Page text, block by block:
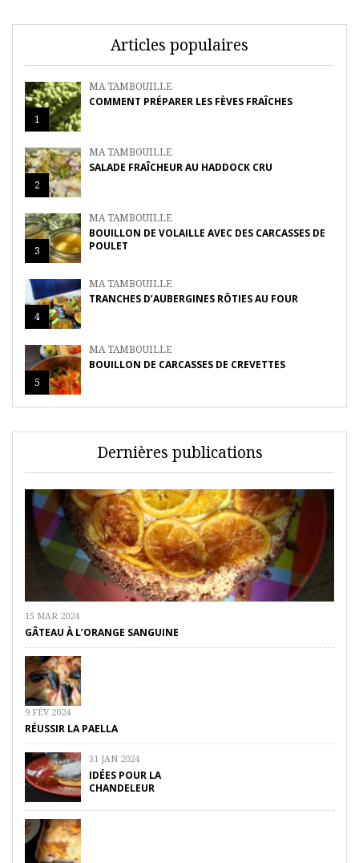
Articles populaires
1
MA TAMBOUILLE
COMMENT PRÉPARER LES FÈVES FRAÎCHES
2
MA TAMBOUILLE
SALADE FRAÎCHEUR AU HADDOCK CRU
3
MA TAMBOUILLE
BOUILLON DE VOLAILLE AVEC DES CARCASSES DE
POULET
4
MA TAMBOUILLE
TRANCHES D’AUBERGINES RÔTIES AU FOUR
5
MA TAMBOUILLE
BOUILLON DE CARCASSES DE CREVETTES
Dernières publications
15 MAR 2024
GÂTEAU À L’ORANGE SANGUINE
9 FÉV 2024
RÉUSSIR LA PAELLA
31 JAN 2024
IDÉES POUR LA
CHANDELEUR